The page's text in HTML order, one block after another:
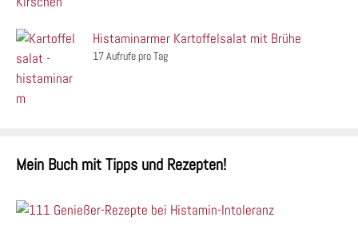
Histaminarmer Kartoffelsalat mit Brühe
17 Aufrufe pro Tag
Mein Buch mit Tipps und Rezepten!